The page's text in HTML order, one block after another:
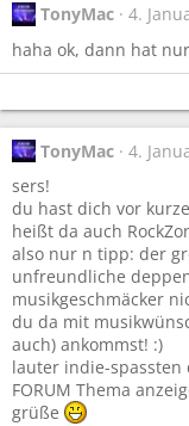
TonyMac
4.
haha ok, dann hat
TonyMac
4.
sers!
du hast dich vor
heißt da auch
also nur n tipp: der
unfreundliche
musikgeschmäcker
du da mit
auch) ankommst! :)
lauter indie-spassten
FORUM Thema
grüße